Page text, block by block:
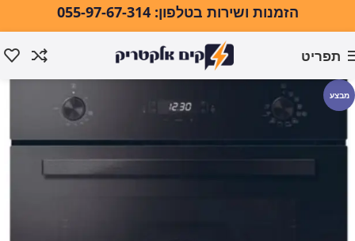
הזמנות ושירות בטלפון: 055-97-67-314
תפריט
עמוד הבית אפייה ובישול תנורי אפייה תנור אפייה בנוי
מבצע